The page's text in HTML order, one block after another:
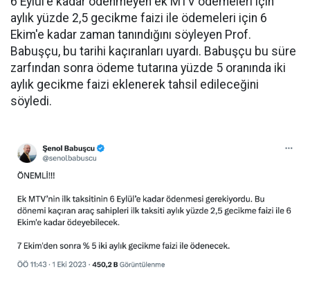
aylık yüzde 2,5 gecikme faizi ile ödemeleri için 6
Ekim'e kadar zaman tanındığını söyleyen Prof.
Babuşçu, bu tarihi kaçıranları uyardı. Babuşçu bu süre
zarfından sonra ödeme tutarına yüzde 5 oranında iki
aylık gecikme faizi eklenerek tahsil edileceğini
söyledi.